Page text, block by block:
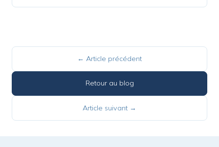
← Article précédent
Retour au blog
Article suivant →